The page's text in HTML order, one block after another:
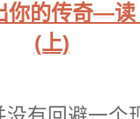
你的传奇—
(上)